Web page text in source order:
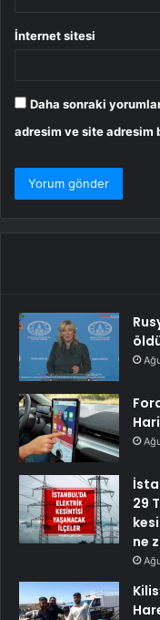
İnternet sitesi
Daha sonraki
adresim ve site adresim
29
ne